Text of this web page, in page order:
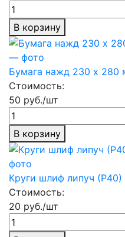
В корзину
Бумага нажд 230 х 280
Стоимость:
50 руб./шт
В корзину
Круги шлиф липуч
Стоимость:
20 руб./шт